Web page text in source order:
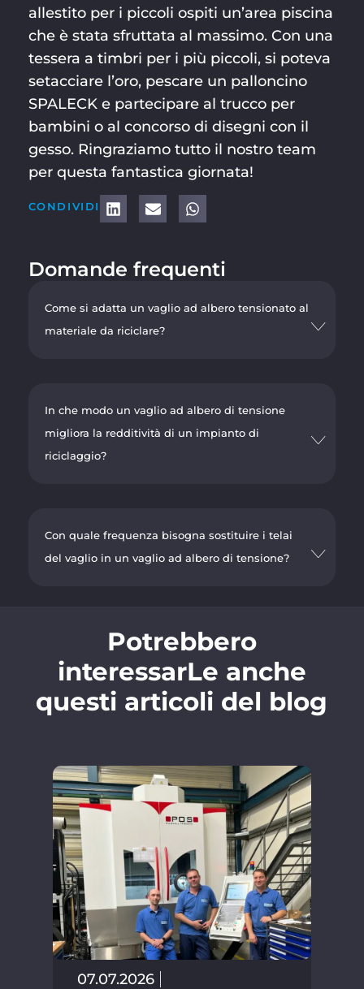
allestito per i piccoli ospiti un’area piscina
che è stata sfruttata al massimo. Con una
tessera a timbri per i più piccoli, si poteva
setacciare l’oro, pescare un palloncino
SPALECK e partecipare al trucco per
bambini o al concorso di disegni con il
gesso. Ringraziamo tutto il nostro team
per questa fantastica giornata!
CONDIVIDI
Domande frequenti
Come si adatta un vaglio ad albero tensionato al
materiale da riciclare?
In che modo un vaglio ad albero di tensione
migliora la redditività di un impianto di
riciclaggio?
Con quale frequenza bisogna sostituire i telai
del vaglio in un vaglio ad albero di tensione?
Potrebbero
interessarLe anche
questi articoli del blog
07.07.2026